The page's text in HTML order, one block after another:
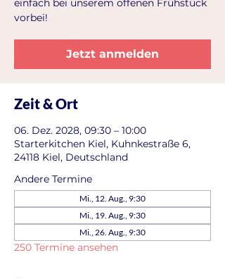
einfach bei unserem offenen Frühstück
vorbei!
Jetzt anmelden
Zeit & Ort
06. Dez. 2028, 09:30 – 10:00
Starterkitchen Kiel, Kuhnkestraße 6,
24118 Kiel, Deutschland
Andere Termine
Mi., 12. Aug., 9:30
Mi., 19. Aug., 9:30
Mi., 26. Aug., 9:30
250 Termine ansehen